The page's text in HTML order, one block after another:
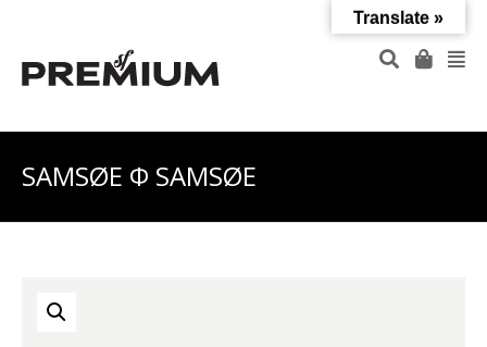
SAMSØE Φ SAMSØE
Translate »